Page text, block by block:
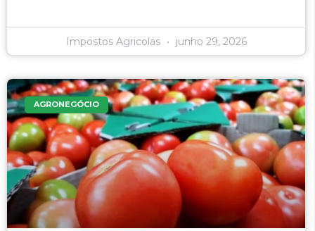
Impostos Agricolas junho 29, 2026
AGRONEGÓCIO